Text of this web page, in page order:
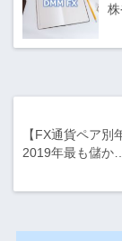
【FX通貨ペア
2019年最も儲か